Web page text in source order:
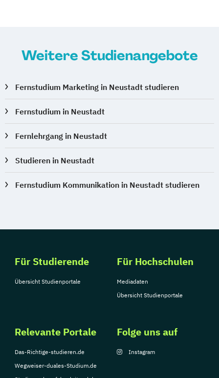
Weitere Studienangebote
Fernstudium Marketing in Neustadt studieren
Fernstudium in Neustadt
Fernlehrgang in Neustadt
Studieren in Neustadt
Fernstudium Kommunikation in Neustadt studieren
Für Studierende
Übersicht Studienportale
Für Hochschulen
Mediadaten
Übersicht Studienportale
Relevante Portale
Das-Richtige-studieren.de
Wegweiser-duales-Studium.de
Folge uns auf
Instagram